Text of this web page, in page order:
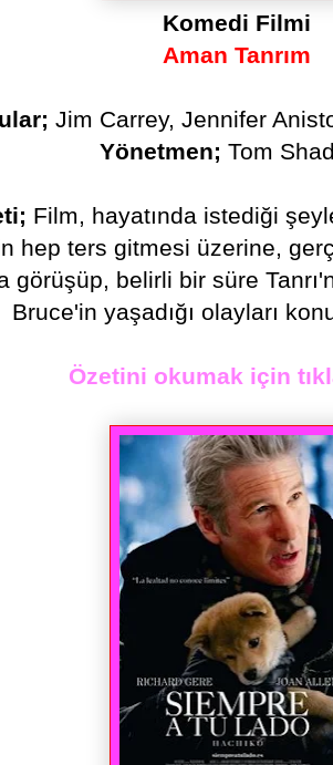
Komedi Filmi
Aman Tanrım
Jim Carrey, Jennifer
Yönetmen; Tom
Film, hayatında istediği
hep ters gitmesi üzerine,
görüşüp, belirli bir süre
Bruce'in yaşadığı olayları
Özetini okumak için